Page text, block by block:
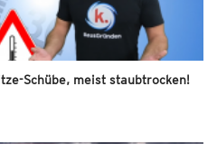
Schübe, meist staubtrocken!